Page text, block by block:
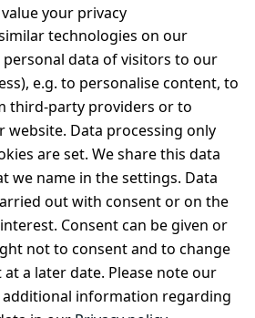
your privacy
technologies on our
data of visitors to our
e.g. to personalise content, to
third-party providers or to
website. Data processing only
are set. We share this data
we name in the settings. Data
out with consent or on the
Consent can be given or
not to consent and to change
a later date. Please note our
additional information regarding